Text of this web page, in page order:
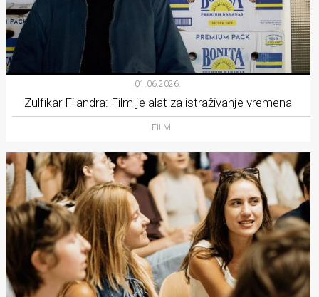
01.06.2026.
Zulfikar Filandra: Film je alat za istraživanje vremena
FILM